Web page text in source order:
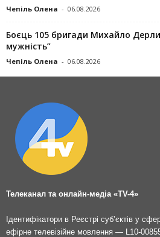
Чепіль Олена - 06.08.2026
Боєць 105 бригади Михайло
мужність”
Чепіль Олена - 06.08.2026
Телеканал та онлайн-медіа «TV-4»
Ідентифікатори в Реєстрі суб’єктів у
ефірне телевізійне мовлення — L10-